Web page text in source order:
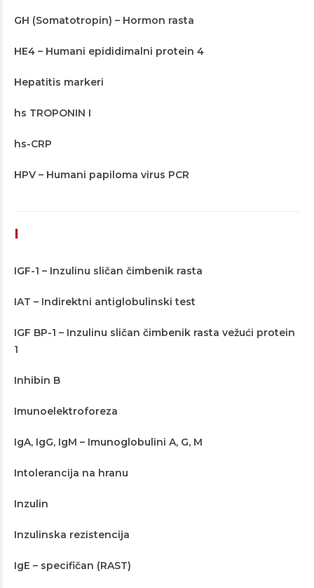
GH (Somatotropin) – Hormon rasta
HE4 – Humani epididimalni protein 4
Hepatitis markeri
hs TROPONIN I
hs-CRP
HPV – Humani papiloma virus PCR
I
IGF-1 – Inzulinu sličan čimbenik rasta
IAT – Indirektni antiglobulinski test
IGF BP-1 – Inzulinu sličan čimbenik rasta vežući protein
1
Inhibin B
Imunoelektroforeza
IgA, IgG, IgM – Imunoglobulini A, G, M
Intolerancija na hranu
Inzulin
Inzulinska rezistencija
IgE – specifičan (RAST)